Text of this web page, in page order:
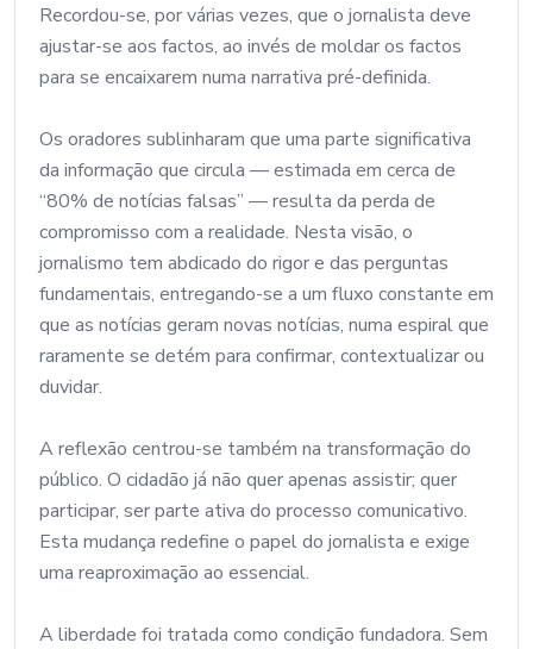
Recordou-se, por várias vezes, que o jornalista deve
ajustar-se aos factos, ao invés de moldar os factos
para se encaixarem numa narrativa pré-definida.
Os oradores sublinharam que uma parte significativa
da informação que circula — estimada em cerca de
“80% de notícias falsas” — resulta da perda de
compromisso com a realidade. Nesta visão, o
jornalismo tem abdicado do rigor e das perguntas
fundamentais, entregando-se a um fluxo constante em
que as notícias geram novas notícias, numa espiral que
raramente se detém para confirmar, contextualizar ou
duvidar.
A reflexão centrou-se também na transformação do
público. O cidadão já não quer apenas assistir; quer
participar, ser parte ativa do processo comunicativo.
Esta mudança redefine o papel do jornalista e exige
uma reaproximação ao essencial.
A liberdade foi tratada como condição fundadora. Sem